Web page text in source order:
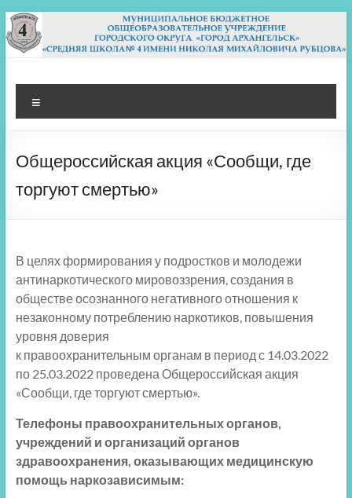
Перейти
к
содержимому
МБОУ СШ 4
Архангельск
Общероссийская акция «Сообщи, где
торгуют смертью»
В целях формирования у подростков и молодежи
антинаркотического мировоззрения, создания в
обществе осознанного негативного отношения к
незаконному потреблению наркотиков, повышения
уровня доверия
к правоохранительным органам в период с 14.03.2022
по 25.03.2022 проведена Общероссийская акция
«Сообщи, где торгуют смертью».
Телефоны правоохранительных органов,
учреждений и организаций органов
здравоохранения, оказывающих медицинскую
помощь наркозависимым: